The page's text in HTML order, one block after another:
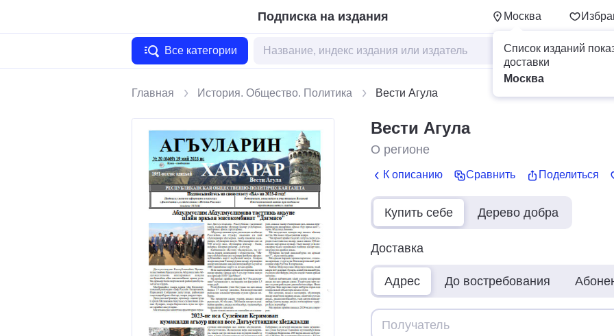
Подписка на издания Москва
Список изданий
доставки
Москва
Все категории
Главная История. Общество. Политика Вести Агула
Вести Агула
О регионе
К описанию Сравнить Поделиться
Купить себе Дерево добра
Доставка
Адрес До востребования